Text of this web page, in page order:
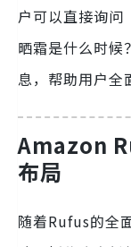
户可以直接询
晒霜是什么时
息，帮助用户全
Amazon
布局
随着Rufus的全